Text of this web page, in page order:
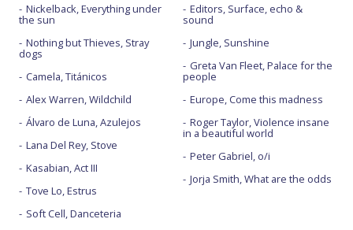
Nickelback, Everything under
the sun
Nothing but Thieves, Stray
dogs
Camela, Titánicos
Alex Warren, Wildchild
Álvaro de Luna, Azulejos
Lana Del Rey, Stove
Kasabian, Act III
Tove Lo, Estrus
Soft Cell, Danceteria
Editors, Surface, echo &
sound
Jungle, Sunshine
Greta Van Fleet, Palace for the
people
Europe, Come this madness
Roger Taylor, Violence insane
in a beautiful world
Peter Gabriel, o/i
Jorja Smith, What are the odds